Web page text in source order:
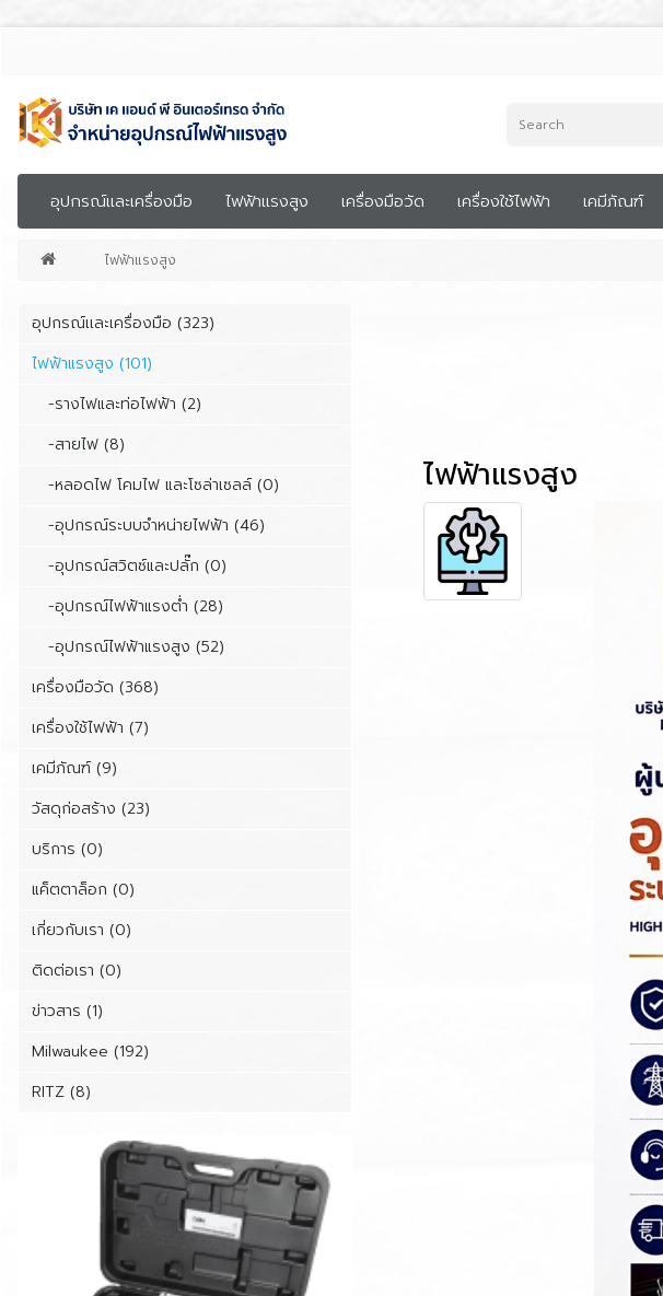
อุปกรณ์เเละเครื่องมือ ไฟฟ้าแรงสูง เครื่องมือวัด เครื่องใช้ไฟฟ้า เคมีภัณฑ์
ไฟฟ้าแรงสูง
อุปกรณ์เเละเครื่องมือ (323)
ไฟฟ้าแรงสูง (101)
-รางไฟและท่อไฟฟ้า (2)
-สายไฟ (8)
-หลอดไฟ โคมไฟ และโซล่าเซลล์ (0)
-อุปกรณ์ระบบจำหน่ายไฟฟ้า (46)
-อุปกรณ์สวิตซ์และปลั๊ก (0)
-อุปกรณ์ไฟฟ้าแรงต่ำ (28)
-อุปกรณ์ไฟฟ้าแรงสูง (52)
เครื่องมือวัด (368)
เครื่องใช้ไฟฟ้า (7)
เคมีภัณฑ์ (9)
วัสดุก่อสร้าง (23)
บริการ (0)
แค็ตตาล็อก (0)
เกี่ยวกับเรา (0)
ติดต่อเรา (0)
ข่าวสาร (1)
Milwaukee (192)
RITZ (8)
ไฟฟ้าแรงสูง